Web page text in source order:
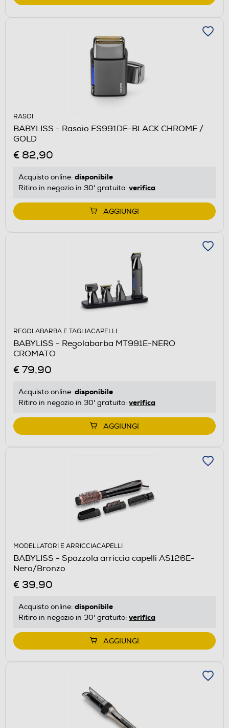
RASOI
BABYLISS - Rasoio FS991DE-BLACK CHROME /
GOLD
€ 82,90
Acquisto online: disponibile
Ritiro in negozio in 30' gratuito: verifica
AGGIUNGI
REGOLABARBA E TAGLIACAPELLI
BABYLISS - Regolabarba MT991E-NERO
CROMATO
€ 79,90
Acquisto online: disponibile
Ritiro in negozio in 30' gratuito: verifica
AGGIUNGI
MODELLATORI E ARRICCIACAPELLI
BABYLISS - Spazzola arriccia capelli AS126E-
Nero/Bronzo
€ 39,90
Acquisto online: disponibile
Ritiro in negozio in 30' gratuito: verifica
AGGIUNGI